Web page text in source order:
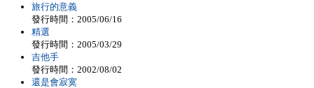
旅行的意義
發行時間：2005/06/16
精選
發行時間：2005/03/29
吉他手
發行時間：2002/08/02
還是會寂寞